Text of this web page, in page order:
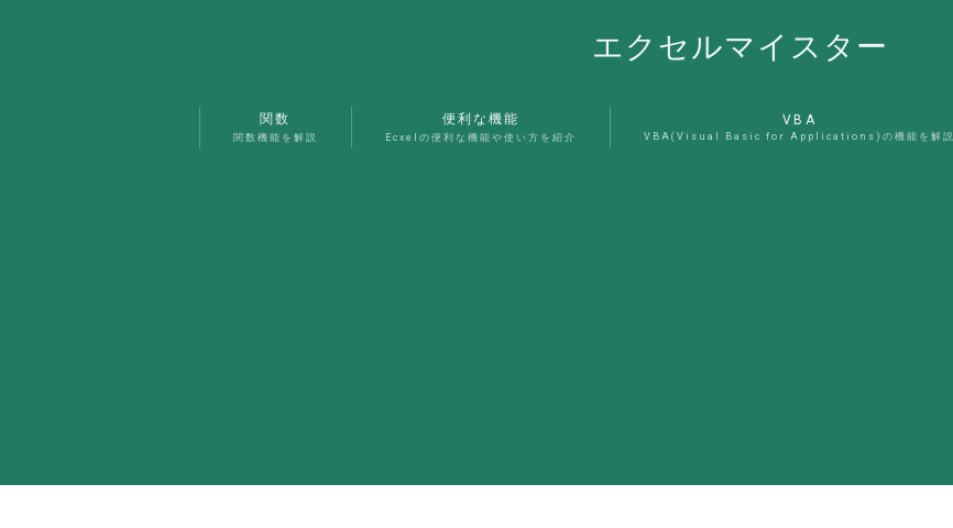
エクセルマイスター
関数
関数機能を解説
便利な機能
Ecxelの便利な機能や使い方を紹介
VBA
VBA(Visual Basic for Applications)の機能を解説